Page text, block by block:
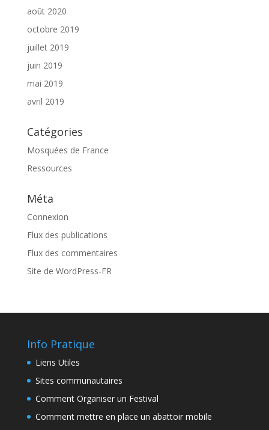
août 2020
octobre 2019
juillet 2019
juin 2019
mai 2019
avril 2019
Catégories
Mosquées de France
Ressources
Méta
Connexion
Flux des publications
Flux des commentaires
Site de WordPress-FR
Info Pratique
Liens Utiles
Sites communautaires
Comment Organiser un Festival
Comment mettre en place un abattoir mobile